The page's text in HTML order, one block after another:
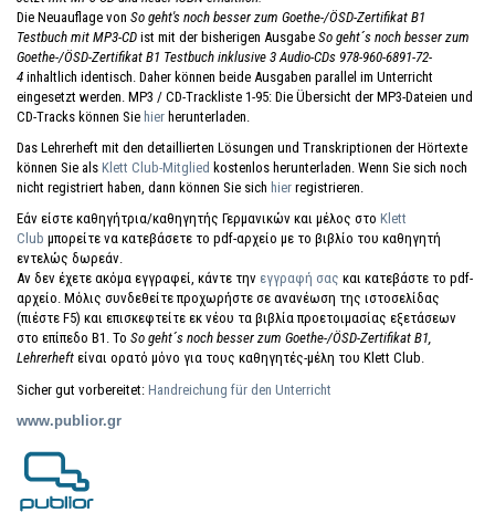
Die Neuauflage von So geht's noch besser zum Goethe-/ÖSD-Zertifikat B1
Testbuch mit MP3-CD ist mit der bisherigen Ausgabe So geht´s noch besser zum
Goethe-/ÖSD-Zertifikat B1 Testbuch inklusive 3 Audio-CDs 978-960-6891-72-
4 inhaltlich identisch. Daher können beide Ausgaben parallel im Unterricht
eingesetzt werden. MP3 / CD-Trackliste 1-95: Die Übersicht der MP3-Dateien und
CD-Tracks können Sie hier herunterladen.
Das Lehrerheft mit den detaillierten Lösungen und Transkriptionen der Hörtexte
können Sie als Klett Club-Mitglied kostenlos herunterladen. Wenn Sie sich noch
nicht registriert haben, dann können Sie sich hier registrieren.
Εάν είστε καθηγήτρια/καθηγητής Γερμανικών και μέλος στο Klett
Club μπορείτε να κατεβάσετε το pdf-αρχείο με το βιβλίο του καθηγητή
εντελώς δωρεάν.
Αν δεν έχετε ακόμα εγγραφεί, κάντε την εγγραφή σας και κατεβάστε το pdf-
αρχείο. Μόλις συνδεθείτε προχωρήστε σε ανανέωση της ιστοσελίδας
(πιέστε F5) και επισκεφτείτε εκ νέου τα βιβλία προετοιμασίας εξετάσεων
στο επίπεδο Β1. Το So geht´s noch besser zum Goethe-/ÖSD-Zertifikat B1,
Lehrerheft είναι ορατό μόνο για τους καθηγητές-μέλη του Klett Club.
Sicher gut vorbereitet: Handreichung für den Unterricht
www.pu blior.gr